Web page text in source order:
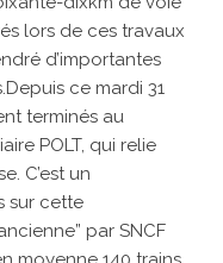
lors de ces travaux
d’importantes
ce mardi 31
terminés au
POLT, qui relie
C’est un
sur cette
par SNCF